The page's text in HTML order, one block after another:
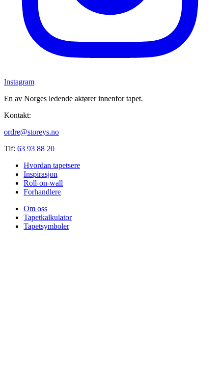
Instagram
En av Norges ledende aktører innenfor tapet.
Kontakt:
ordre@storeys.no
Tlf: 63 93 88 20
Hvordan tapetsere
Inspirasjon
Roll-on-wall
Forhandlere
Om oss
Tapetkalkulator
Tapetsymboler